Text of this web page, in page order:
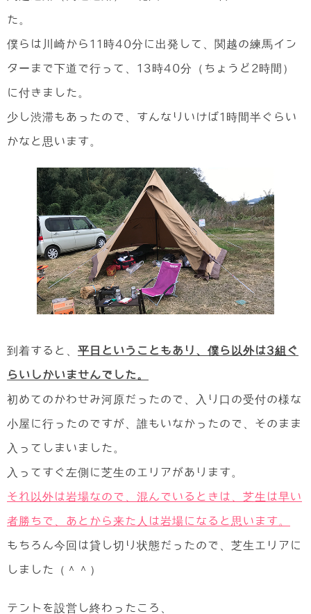
た。
僕らは川崎から11時40分に出発して、関越の練馬イン
ターまで下道で行って、13時40分（ちょうど2時間）
に付きました。
少し渋滞もあったので、すんなりいけば1時間半ぐらい
かなと思います。
到着すると、 平日ということもあり、僕ら以外は3組ぐ
らいしかいませんでした。
初めてのかわせみ河原だったので、入り口の受付の様な
小屋に行ったのですが、誰もいなかったので、そのまま
入ってしまいました。
入ってすぐ左側に芝生のエリアがあります。
それ以外は岩場なので、混んでいるときは、芝生は早い
者勝ちで、あとから来た人は岩場になると思います。
もちろん今回は貸し切り状態だったので、芝生エリアに
しました（＾＾）
テントを設営し終わったころ、